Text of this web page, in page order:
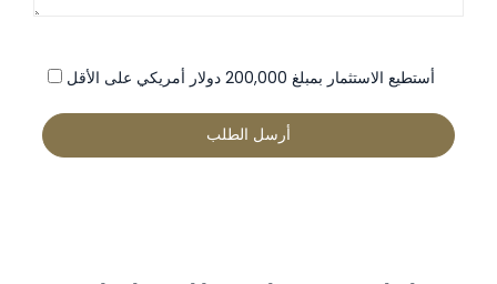
أستطيع الاستثمار بمبلغ 200,000 دولار أمريكي على الأقل